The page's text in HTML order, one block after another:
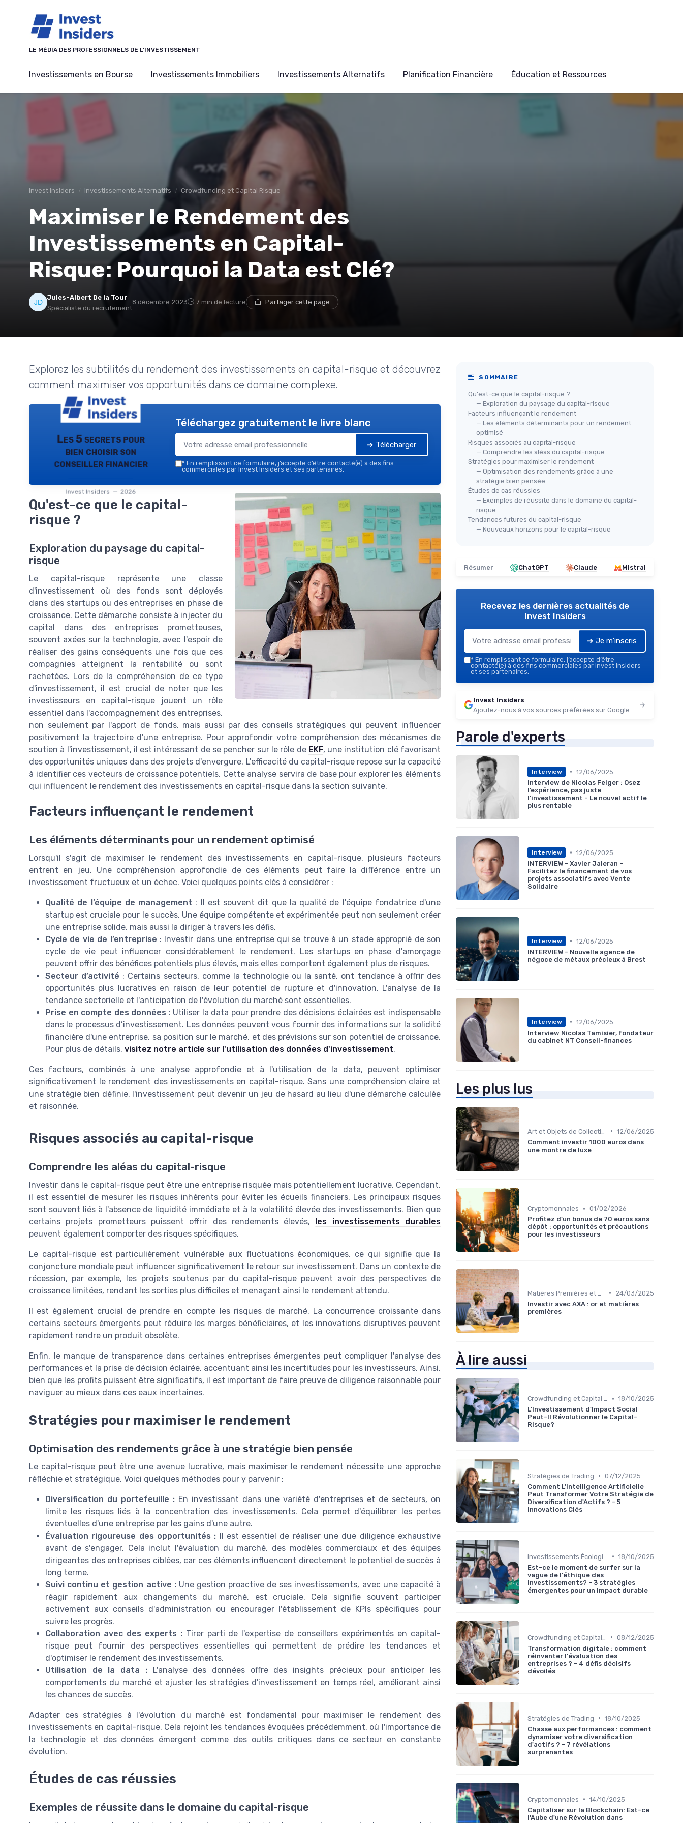
LE MÉDIA DES PROFESSIONNELS DE L'INVESTISSEMENT
Investissements en Bourse Investissements Immobiliers Investissements Alternatifs Planification Financière Éducation et Ressources
Invest Insiders Investissements Alternatifs Crowdfunding et Capital Risque
Maximiser le Rendement des
Investissements en Capital-
Risque: Pourquoi la Data est Clé?
Jules-Albert De la Tour
Spécialiste du recrutement
8 décembre 2023 7 min de lecture Partager cette page
Explorez les subtilités du rendement des investissements en capital-risque et découvrez
comment maximiser vos opportunités dans ce domaine complexe.
Les 5 secrets pour
bien choisir son
conseiller financier
Invest Insiders — 2026
Téléchargez gratuitement le livre blanc
➔ Télécharger
* En remplissant ce formulaire, j’accepte d’être contacté(e) à des fins
commerciales par Invest Insiders et ses partenaires.
Qu'est-ce que le capital-
risque ?
Exploration du paysage du capital-
risque
Le capital-risque représente une classe
d'investissement où des fonds sont déployés
dans des startups ou des entreprises en phase de
croissance. Cette démarche consiste à injecter du
capital dans des entreprises prometteuses,
souvent axées sur la technologie, avec l'espoir de
réaliser des gains conséquents une fois que ces
compagnies atteignent la rentabilité ou sont
rachetées. Lors de la compréhension de ce type
d'investissement, il est crucial de noter que les
investisseurs en capital-risque jouent un rôle
essentiel dans l'accompagnement des entreprises,
non seulement par l'apport de fonds, mais aussi par des conseils stratégiques qui peuvent influencer
positivement la trajectoire d'une entreprise. Pour approfondir votre compréhension des mécanismes de
soutien à l'investissement, il est intéressant de se pencher sur le rôle de EKF, une institution clé favorisant
des opportunités uniques dans des projets d'envergure. L'efficacité du capital-risque repose sur la capacité
à identifier ces vecteurs de croissance potentiels. Cette analyse servira de base pour explorer les éléments
qui influencent le rendement des investissements en capital-risque dans la section suivante.
Facteurs influençant le rendement
Les éléments déterminants pour un rendement optimisé
Lorsqu'il s'agit de maximiser le rendement des investissements en capital-risque, plusieurs facteurs
entrent en jeu. Une compréhension approfondie de ces éléments peut faire la différence entre un
investissement fructueux et un échec. Voici quelques points clés à considérer :
Qualité de l’équipe de management : Il est souvent dit que la qualité de l'équipe fondatrice d'une
startup est cruciale pour le succès. Une équipe compétente et expérimentée peut non seulement créer
une entreprise solide, mais aussi la diriger à travers les défis.
Cycle de vie de l’entreprise : Investir dans une entreprise qui se trouve à un stade approprié de son
cycle de vie peut influencer considérablement le rendement. Les startups en phase d'amorçage
peuvent offrir des bénéfices potentiels plus élevés, mais elles comportent également plus de risques.
Secteur d’activité : Certains secteurs, comme la technologie ou la santé, ont tendance à offrir des
opportunités plus lucratives en raison de leur potentiel de rupture et d'innovation. L'analyse de la
tendance sectorielle et l'anticipation de l'évolution du marché sont essentielles.
Prise en compte des données : Utiliser la data pour prendre des décisions éclairées est indispensable
dans le processus d’investissement. Les données peuvent vous fournir des informations sur la solidité
financière d'une entreprise, sa position sur le marché, et des prévisions sur son potentiel de croissance.
Pour plus de détails, visitez notre article sur l'utilisation des données d'investissement.
Ces facteurs, combinés à une analyse approfondie et à l'utilisation de la data, peuvent optimiser
significativement le rendement des investissements en capital-risque. Sans une compréhension claire et
une stratégie bien définie, l'investissement peut devenir un jeu de hasard au lieu d'une démarche calculée
et raisonnée.
Risques associés au capital-risque
Comprendre les aléas du capital-risque
Investir dans le capital-risque peut être une entreprise risquée mais potentiellement lucrative. Cependant,
il est essentiel de mesurer les risques inhérents pour éviter les écueils financiers. Les principaux risques
sont souvent liés à l'absence de liquidité immédiate et à la volatilité élevée des investissements. Bien que
certains projets prometteurs puissent offrir des rendements élevés,
les investissements durables
peuvent également comporter des risques spécifiques.
Le capital-risque est particulièrement vulnérable aux fluctuations économiques, ce qui signifie que la
conjoncture mondiale peut influencer significativement le retour sur investissement. Dans un contexte de
récession, par exemple, les projets soutenus par du capital-risque peuvent avoir des perspectives de
croissance limitées, rendant les sorties plus difficiles et menaçant ainsi le rendement attendu.
Il est également crucial de prendre en compte les risques de marché. La concurrence croissante dans
certains secteurs émergents peut réduire les marges bénéficiaires, et les innovations disruptives peuvent
rapidement rendre un produit obsolète.
Enfin, le manque de transparence dans certaines entreprises émergentes peut compliquer l'analyse des
performances et la prise de décision éclairée, accentuant ainsi les incertitudes pour les investisseurs. Ainsi,
bien que les profits puissent être significatifs, il est important de faire preuve de diligence raisonnable pour
naviguer au mieux dans ces eaux incertaines.
Stratégies pour maximiser le rendement
Optimisation des rendements grâce à une stratégie bien pensée
Le capital-risque peut être une avenue lucrative, mais maximiser le rendement nécessite une approche
réfléchie et stratégique. Voici quelques méthodes pour y parvenir :
Diversification du portefeuille : En investissant dans une variété d'entreprises et de secteurs, on
limite les risques liés à la concentration des investissements. Cela permet d'équilibrer les pertes
éventuelles d'une entreprise par les gains d'une autre.
Évaluation rigoureuse des opportunités : Il est essentiel de réaliser une due diligence exhaustive
avant de s'engager. Cela inclut l'évaluation du marché, des modèles commerciaux et des équipes
dirigeantes des entreprises ciblées, car ces éléments influencent directement le potentiel de succès à
long terme.
Suivi continu et gestion active :Une gestion proactive de ses investissements, avec une capacité à
réagir rapidement aux changements du marché, est cruciale. Cela signifie souvent participer
activement aux conseils d'administration ou encourager l'établissement de KPIs spécifiques pour
suivre les progrès.
Collaboration avec des experts :Tirer parti de l'expertise de conseillers expérimentés en capital-
risque peut fournir des perspectives essentielles qui permettent de prédire les tendances et
d'optimiser le rendement des investissements.
Utilisation de la data :L'analyse des données offre des insights précieux pour anticiper les
comportements du marché et ajuster les stratégies d'investissement en temps réel, améliorant ainsi
les chances de succès.
Adapter ces stratégies à l'évolution du marché est fondamental pour maximiser le rendement des
investissements en capital-risque. Cela rejoint les tendances évoquées précédemment, où l'importance de
la technologie et des données émergent comme des outils critiques dans ce secteur en constante
évolution.
Études de cas réussies
Exemples de réussite dans le domaine du capital-risque
SOMMAIRE
Qu'est-ce que le capital-risque ?
— Exploration du paysage du capital-risque
Facteurs influençant le rendement
— Les éléments déterminants pour un rendement
optimisé
Risques associés au capital-risque
— Comprendre les aléas du capital-risque
Stratégies pour maximiser le rendement
— Optimisation des rendements grâce à une
stratégie bien pensée
Études de cas réussies
— Exemples de réussite dans le domaine du capital-
risque
Tendances futures du capital-risque
— Nouveaux horizons pour le capital-risque
Résumer ChatGPT Claude Mistral
Recevez les dernières actualités de
Invest Insiders
➔ Je m'inscris
* En remplissant ce formulaire, j’accepte d’être
contacté(e) à des fins commerciales par Invest Insiders
et ses partenaires.
Invest Insiders
Ajoutez-nous à vos sources préférées sur Google
Parole d'experts
Interview • 12/06/2025
Interview de Nicolas Felger : Osez
l’expérience, pas juste
l’investissement - Le nouvel actif le
plus rentable
Interview • 12/06/2025
INTERVIEW - Xavier Jaleran -
Facilitez le financement de vos
projets associatifs avec Vente
Solidaire
Interview • 12/06/2025
INTERVIEW - Nouvelle agence de
négoce de métaux précieux à Brest
Interview • 12/06/2025
Interview Nicolas Tamisier, fondateur
du cabinet NT Conseil-finances
Les plus lus
• 12/06/2025
Comment investir 1000 euros dans
une montre de luxe
Cryptomonnaies • 01/02/2026
Profitez d’un bonus de 70 euros sans
dépôt : opportunités et précautions
pour les investisseurs
•
24/03/2025
Investir avec AXA : or et matières
premières
À lire aussi
Crowdfunding et Capital Risque • 18/10/2025
L'Investissement d'Impact Social
Peut-Il Révolutionner le Capital-
Risque?
Stratégies de Trading • 07/12/2025
Comment L’Intelligence Artificielle
Peut Transformer Votre Stratégie de
Diversification d'Actifs ? - 5
Innovations Clés
• 18/10/2025
Est-ce le moment de surfer sur la
vague de l'éthique des
investissements? - 3 stratégies
émergentes pour un impact durable
• 08/12/2025
Transformation digitale : comment
réinventer l'évaluation des
entreprises ? - 4 défis décisifs
dévoilés
Stratégies de Trading • 18/10/2025
Chasse aux performances : comment
dynamiser votre diversification
d'actifs ? - 7 révélations
surprenantes
Cryptomonnaies • 14/10/2025
Capitaliser sur la Blockchain: Est-ce
l'Aube d'une Révolution dans